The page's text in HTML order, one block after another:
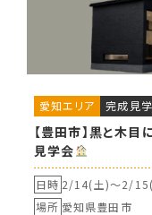
愛知エリア 完成見
【豊田市】黒と木
見学会
日時 2/14(土)〜2/
場所 愛知県豊田市